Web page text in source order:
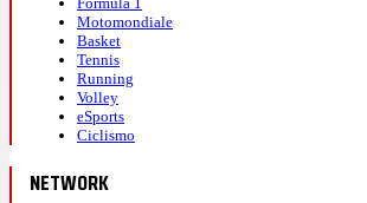
Motomondiale
Basket
Tennis
Running
Volley
eSports
Ciclismo
NETWORK